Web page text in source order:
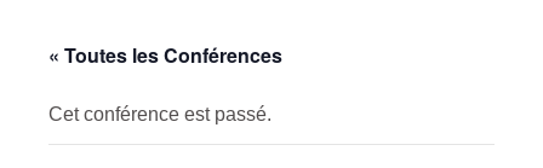
« Toutes les Conférences
Cet conférence est passé.